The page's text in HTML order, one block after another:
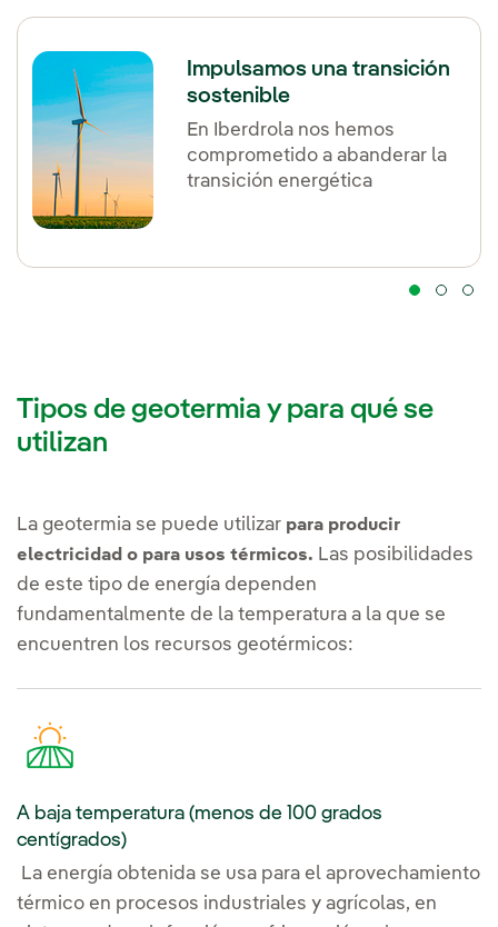
Impulsamos una transición
sostenible
En Iberdrola nos hemos
comprometido a abanderar la
transición energética
Tipos de geotermia y para qué se
utilizan
La geotermia se puede utilizar para producir
electricidad o para usos térmicos. Las posibilidades
de este tipo de energía dependen
fundamentalmente de la temperatura a la que se
encuentren los recursos geotérmicos:
A baja temperatura (menos de 100 grados
centígrados)
La energía obtenida se usa para el aprovechamiento
térmico en procesos industriales y agrícolas, en